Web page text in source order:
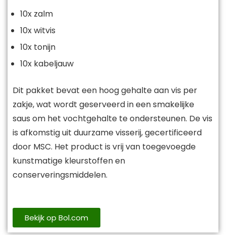
10x zalm
10x witvis
10x tonijn
10x kabeljauw
Dit pakket bevat een hoog gehalte aan vis per
zakje, wat wordt geserveerd in een smakelijke
saus om het vochtgehalte te ondersteunen. De vis
is afkomstig uit duurzame visserij, gecertificeerd
door MSC. Het product is vrij van toegevoegde
kunstmatige kleurstoffen en
conserveringsmiddelen.
Bekijk op Bol.com